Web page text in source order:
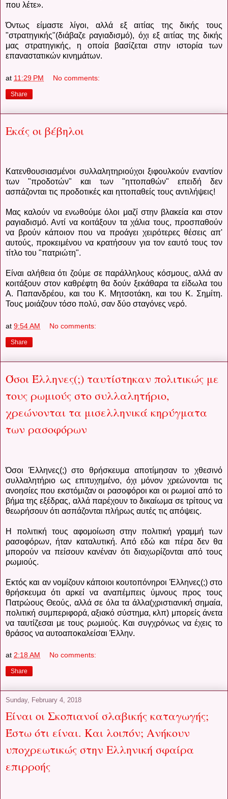
που λέτε».
Όντως είμαστε λίγοι, αλλά εξ αιτίας της δικής τους
"στρατηγικής"(διάβαζε ραγιαδισμό), όχι εξ αιτίας της δικής
μας στρατηγικής, η οποία βασίζεται στην ιστορία των
επαναστατικών κινημάτων.
at 11:29 PM No comments:
Share
Εκάς οι βέβηλοι
Κατενθουσιασμένοι συλλαλητηριούχοι ξιφουλκούν εναντίον
των "προδοτών" και των "ηττοπαθών" επειδή δεν
ασπάζονται τις προδοτικές και ηττοπαθείς τους αντιλήψεις!
Μας καλούν να ενωθούμε όλοι μαζί στην βλακεία και στον
ραγιαδισμό. Αντί να κοιτάξουν τα χάλια τους, προσπαθούν
να βρούν κάποιον που να προάγει χειρότερες θέσεις απ'
αυτούς, προκειμένου να κρατήσουν για τον εαυτό τους τον
τίτλο του "πατριώτη".
Είναι αλήθεια ότι ζούμε σε παράλληλους κόσμους, αλλά αν
κοιτάξουν στον καθρέφτη θα δούν ξεκάθαρα τα είδωλα του
Α. Παπανδρέου, και του Κ. Μητσοτάκη, και του Κ. Σημίτη.
Τους μοιάζουν τόσο πολύ, σαν δύο σταγόνες νερό.
at 9:54 AM No comments:
Share
Όσοι Έλληνες(;) ταυτίστηκαν πολιτικώς με
τους ρωμιούς στο συλλαλητήριο,
χρεώνονται τα μισελληνικά κηρύγματα
των ρασοφόρων
Όσοι Έλληνες(;) στο θρήσκευμα αποτίμησαν το χθεσινό
συλλαλητήριο ως επιτυχημένο, όχι μόνον χρεώνονται τις
ανοησίες που εκστόμιζαν οι ρασοφόροι και οι ρωμιοί από το
βήμα της εξέδρας, αλλά παρέχουν το δικαίωμα σε τρίτους να
θεωρήσουν ότι ασπάζονται πλήρως αυτές τις απόψεις.
Η πολιτική τους αφομοίωση στην πολιτική γραμμή των
ρασοφόρων, ήταν καταλυτική. Από εδώ και πέρα δεν θα
μπορούν να πείσουν κανέναν ότι διαχωρίζονται από τους
ρωμιούς.
Εκτός και αν νομίζουν κάποιοι κουτοπόνηροι Έλληνες(;) στο
θρήσκευμα ότι αρκεί να αναπέμπεις ύμνους προς τους
Πατρώους Θεούς, αλλά σε όλα τα άλλα(χριστιανική σημαία,
πολιτική συμπεριφορά, αξιακό σύστημα, κλπ) μπορείς άνετα
να ταυτίζεσαι με τους ρωμιούς. Και συγχρόνως να έχεις το
θράσος να αυτοαποκαλείσαι Έλλην.
at 2:18 AM No comments:
Share
Sunday, February 4, 2018
Είναι οι Σκοπιανοί σλαβικής καταγωγής;
Έστω ότι είναι. Και λοιπόν; Ανήκουν
υποχρεωτικώς στην Ελληνική σφαίρα
επιρροής